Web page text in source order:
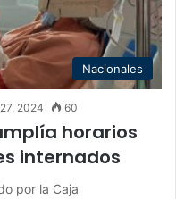
Nacionales
2024 60
horarios
internados
por la Caja